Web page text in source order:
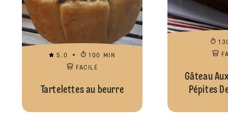
5.0
100 MIN
FACILE
Tartelettes au beurre
Gâteau
Pépites